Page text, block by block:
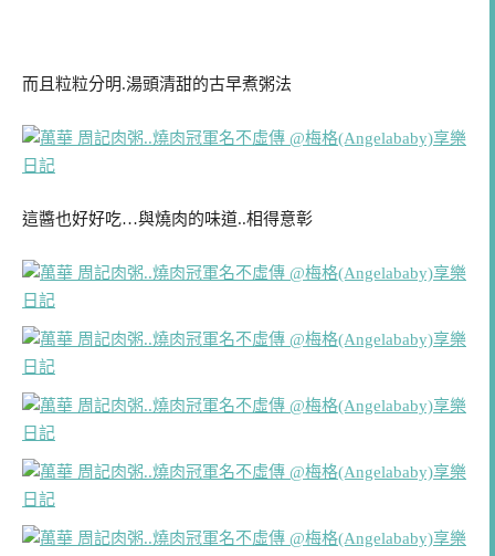
而且粒粒分明.湯頭清甜的古早煮粥法
這醬也好好吃…與燒肉的味道..相得意彰